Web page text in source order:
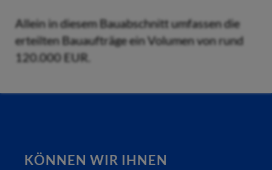
Allein in diesem Bauabschnitt umfassen die
erteilten Bauaufträge ein Volumen von rund
120.000 EUR.
KÖNNEN WIR IHNEN